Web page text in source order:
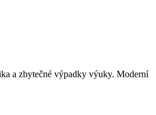
a zbytečné výpadky výuky. Moderní